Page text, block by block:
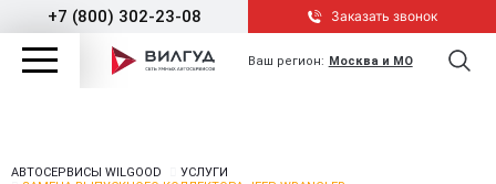
+7 (800) 302-23-08 Заказать звонок
Ваш регион: Москва и МО
АВТОСЕРВИСЫ WILGOOD
УСЛУГИ